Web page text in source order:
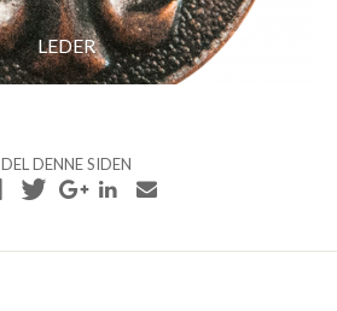
LEDER
DEL DENNE SIDEN